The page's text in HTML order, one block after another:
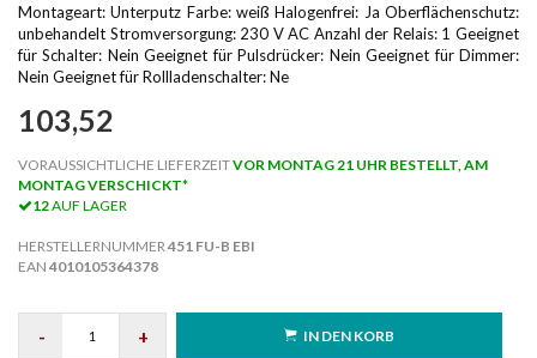
Montageart: Unterputz Farbe: weiß Halogenfrei: Ja Oberflächenschutz:
unbehandelt Stromversorgung: 230 V AC Anzahl der Relais: 1 Geeignet
für Schalter: Nein Geeignet für Pulsdrücker: Nein Geeignet für Dimmer:
Nein Geeignet für Rollladenschalter: Ne
103,52
VORAUSSICHTLICHE LIEFERZEITVOR MONTAG 21 UHR BESTELLT, AM
MONTAG VERSCHICKT*
12AUF LAGER
HERSTELLERNUMMER 451 FU-B EBI
EAN 4010105364378
- + IN DEN KORB